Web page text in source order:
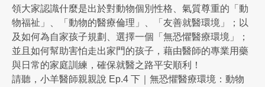
領大家認識什麼是出於對動物個別性格、氣質尊重的「動
物福祉」、「動物的醫療倫理」、「友善就醫環境」；以
及如何為自家孩子規劃、選擇一個「無恐懼醫療環境」；
並且如何幫助害怕走出家門的孩子，藉由醫師的專業用藥
與日常的家庭訓練，確保就醫之路平安順利！
請聽，小羊醫師親親說 Ep.4 下｜無恐懼醫療環境：動物